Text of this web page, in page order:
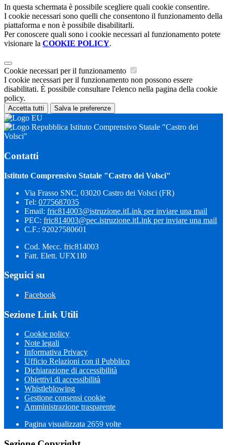
In questa schermata è possibile scegliere quali cookie consentire.
I cookie necessari sono quelli che consentono il funzionamento della
piattaforma e non è possibile disabilitarli.
Per conoscere quali sono i cookie necessari al funzionamento potete
visionare la COOKIE POLICY.
Cookie necessari per il funzionamento
I cookie necessari per il funzionamento non possono essere
disabilitati. È possibile consultare l'elenco nella pagina della cookie
policy.
Accetta tutti Salva le preferenze
Istituto Comprensivo Statale "Castro dei
Volsci"
Contatti
Istituto Comprensivo Statale "Castro dei Volsci"
Via Frasso SNC, 03020 Castro dei Volsci (FR)
Tel: 0775687035
Email: fric814003@istruzione.itLink per inviare una mail
PEC: fric814003@pec.istruzione.itLink per inviare una mail
C.F.: 92027580601
Cod. Mecc. fric814003
Fatt. Elett. UFX1I0
Seguici su
Facebook
Sezione Link Utili
Cookie policy
Note legali
Informativa Privacy
Ufficio Relazioni con il Pubblico
Dichiarazione di accessibilità
Obiettivi di accessibilità
Whistleblowing
Gestione consensi cookie
Amministrazione trasparente
Pagina visualizzata 2659 volte